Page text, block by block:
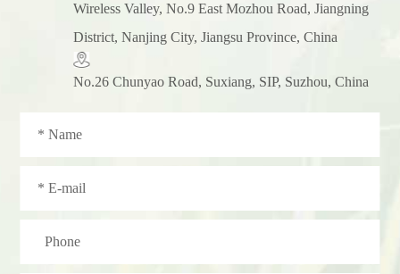
​Wireless Valley, No.9 East Mozhou Road, Jiangning
District, Nanjing City, Jiangsu Province, China
No.26 Chunyao Road, Suxiang, SIP, Suzhou, China